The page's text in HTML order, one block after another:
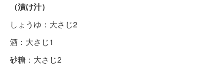
（漬け汁）
しょうゆ：大さじ2
酒：大さじ1
砂糖：大さじ2